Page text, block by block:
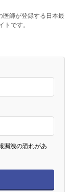
医師が登録する日本最
トです。
漏洩の恐れがあ